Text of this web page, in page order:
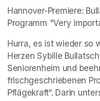
Hannover-Premiere:
Programm "Very
Hurra, es ist wieder so
Herzen Sybille
Seniorenheim und
frischgeschriebenen
Pflägekraft“. Darin